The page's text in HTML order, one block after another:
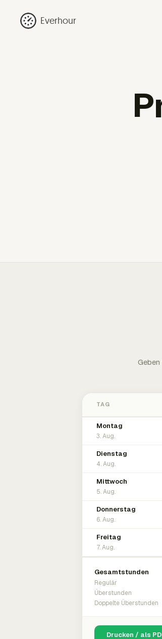
Everhour
TAG
Montag
3. Aug.
Dienstag
4. Aug.
Mittwoch
5. Aug.
Donnerstag
6. Aug.
Freitag
7. Aug.
Gesamtstunden
Regulär
Überstunden
Doppelte Überstunden
Drucken / als